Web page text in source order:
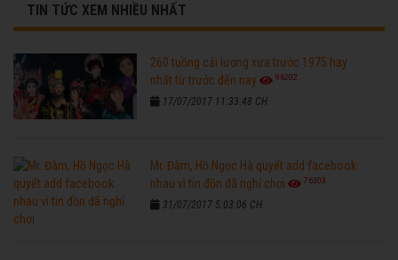
TIN TỨC XEM NHIỀU NHẤT
260 tuồng cải lương xưa trước 1975 hay
nhất từ trước đến nay
96202
17/07/2017 11:33:48 CH
Mr. Đàm, Hồ Ngọc Hà quyết add facebook
nhau vì tin đồn đã nghỉ chơi
76303
31/07/2017 5:03:06 CH